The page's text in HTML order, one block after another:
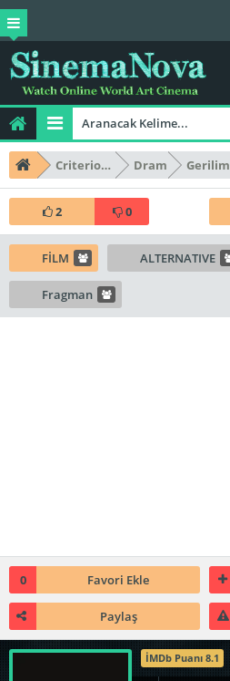
Criterion Collection Dram Gerilim
2 0
FİLM ALTERNATIVE
Fragman
0 Favori Ekle
Paylaş
İMDb Puanı 8.1